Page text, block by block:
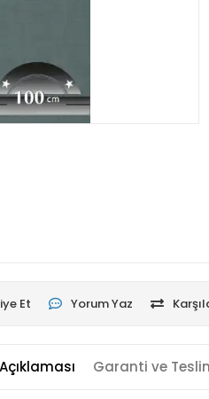
Et Yorum Yaz
Garanti ve